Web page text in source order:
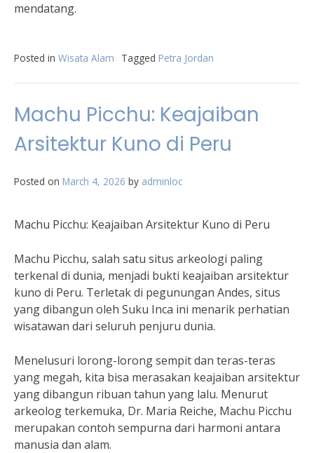
mendatang.
Posted in Wisata Alam Tagged Petra Jordan
Machu Picchu: Keajaiban
Arsitektur Kuno di Peru
Posted on March 4, 2026 by adminloc
Machu Picchu: Keajaiban Arsitektur Kuno di Peru
Machu Picchu, salah satu situs arkeologi paling
terkenal di dunia, menjadi bukti keajaiban arsitektur
kuno di Peru. Terletak di pegunungan Andes, situs
yang dibangun oleh Suku Inca ini menarik perhatian
wisatawan dari seluruh penjuru dunia.
Menelusuri lorong-lorong sempit dan teras-teras
yang megah, kita bisa merasakan keajaiban arsitektur
yang dibangun ribuan tahun yang lalu. Menurut
arkeolog terkemuka, Dr. Maria Reiche, Machu Picchu
merupakan contoh sempurna dari harmoni antara
manusia dan alam.